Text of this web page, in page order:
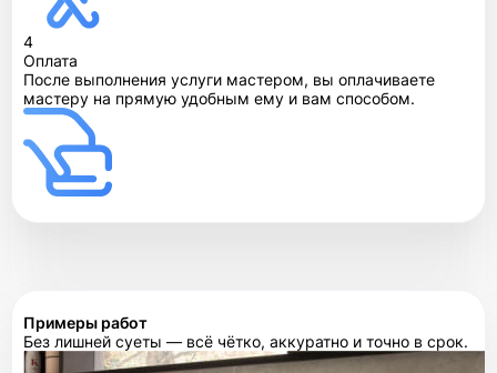
4
Оплата
После выполнения услуги мастером, вы оплачиваете
мастеру на прямую удобным ему и вам способом.
Примеры работ
Без лишней суеты — всё чётко, аккуратно и точно в срок.